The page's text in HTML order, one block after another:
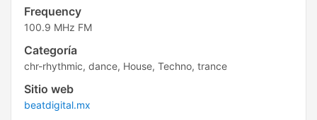
Frequency
100.9 MHz FM
Categoría
chr-rhythmic, dance, House, Techno, trance
Sitio web
beatdigital.mx